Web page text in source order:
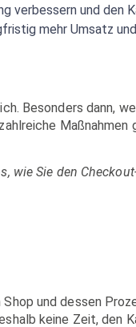
verbessern und
mehr Umsatz
Besonders dann,
Maßnahmen
wie Sie den
und dessen
keine Zeit, den